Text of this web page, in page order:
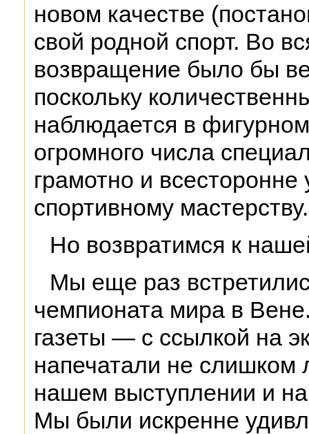
новом качестве
свой родной спорт. Во
возвращение было бы
поскольку
наблюдается в
огромного числа
грамотно и
спортивному мастерству.
Но возвратимся к
Мы еще раз
чемпионата мира в
газеты — с ссылкой на
напечатали не слишком
нашем выступлении и
Мы были искренне